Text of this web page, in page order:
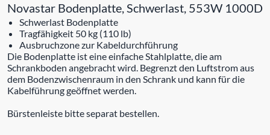
Novastar Bodenplatte, Schwerlast, 553W 1000D
Schwerlast Bodenplatte
Tragfähigkeit 50 kg (110 lb)
Ausbruchzone zur Kabeldurchführung
Die Bodenplatte ist eine einfache Stahlplatte, die am
Schrankboden angebracht wird. Begrenzt den Luftstrom aus
dem Bodenzwischenraum in den Schrank und kann für die
Kabelführung geöffnet werden.
Bürstenleiste bitte separat bestellen.